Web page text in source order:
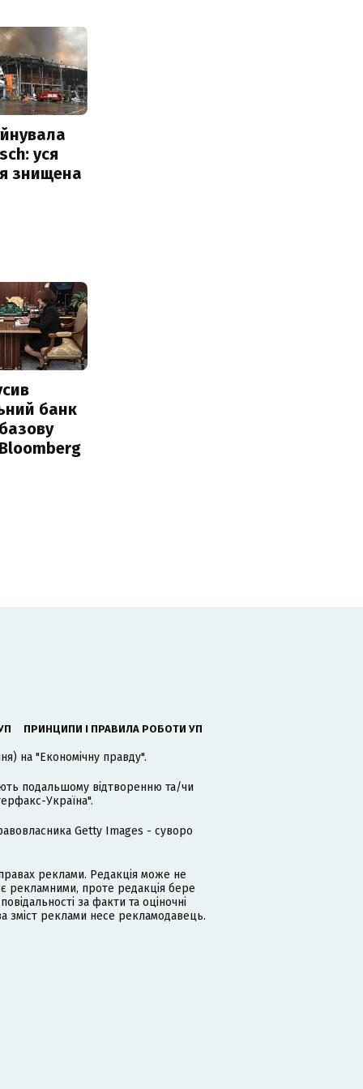
уся
знищена
банк
ПРИНЦИПИ І ПРАВИЛА РОБОТИ УП
на "Економічну правду".
подальшому відтворенню та/чи
Україна".
Getty Images - суворо
реклами. Редакція може не
рекламними, проте редакція бере
за факти та оціночні
зміст реклами несе рекламодавець.